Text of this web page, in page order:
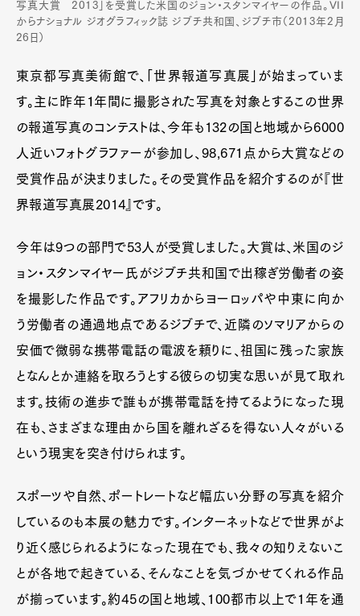
写真大賞 2013」を受賞した米国のジョン・スタンマイヤーの作品。VII
からナショナル ジオグラフィック誌 ジブチ共和国、ジブチ市（2013年2月
26日）
東京都写真美術館で、「世界報道写真展」が始まっていま
す。主に昨年１年間に撮影された写真を対象とするこの世界
の報道写真のコンテストは、今年も132の国と地域から6000
人近いフォトグラファーが参加し、98,671点から大賞などの
受賞作品が決まりました。その受賞作品を紹介するのが『世
界報道写真展2014』です。
今年は9つの部門で53人が受賞しました。大賞は、米国のジ
ョン・スタンマイヤー氏がジブチ共和国で出稼ぎ労働者の姿
を撮影した作品です。アフリカからヨーロッパや中東に向か
う労働者の通過地点であるジブチで、近隣のソマリアからの
安価で微弱な携帯電話の電波を頼りに、祖国に残った家族
となんとか連絡を取ろうとする彼らの切実な思いが見て取れ
ます。技術の進歩で誰もが携帯電話を持てるようになった現
在も、さまざまな理由から国を離れざるを得ない人々がいる
という現実を突き付けられます。
スポーツや自然、ポートレートなど幅広い分野の写真を紹介
しているのも本展の魅力です。インターネットなどで世界がよ
り近く感じられるようになった現在でも、我々の知りえないこ
とが各地で起きている、そんなことを気づかせてくれる作品
が揃っています。約45の国と地域、100都市以上で1年を通